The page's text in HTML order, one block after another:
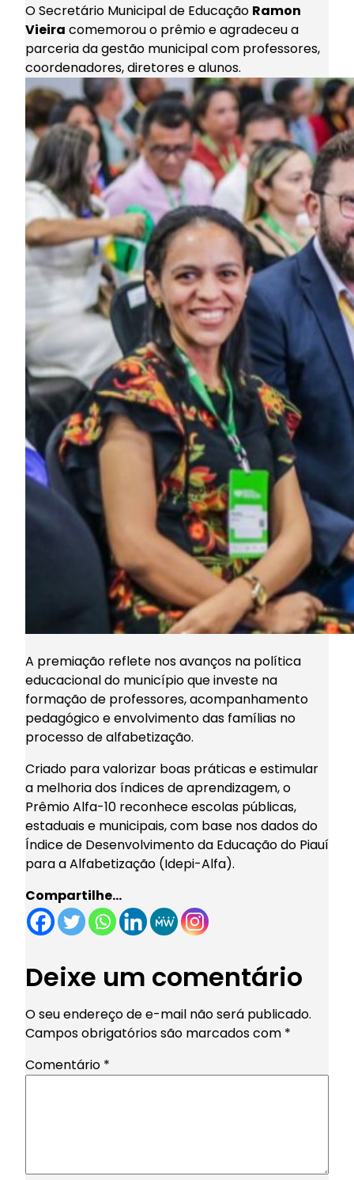
O Secretário Municipal de Educação Ramon
Vieira comemorou o prêmio e agradeceu a
parceria da gestão municipal com professores,
coordenadores, diretores e alunos.
A premiação reflete nos avanços na política
educacional do município que investe na
formação de professores, acompanhamento
pedagógico e envolvimento das famílias no
processo de alfabetização.
Criado para valorizar boas práticas e estimular
a melhoria dos índices de aprendizagem, o
Prêmio Alfa-10 reconhece escolas públicas,
estaduais e municipais, com base nos dados do
Índice de Desenvolvimento da Educação do Piauí
para a Alfabetização (Idepi-Alfa).
Compartilhe…
Deixe um comentário
O seu endereço de e-mail não será publicado.
Campos obrigatórios são marcados com *
Comentário *